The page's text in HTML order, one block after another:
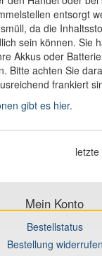
entsorgt
da die
sein können. Sie
Akkus oder
Bitte achten Sie
frankiert
gibt es hier.
Mein Konto
Bestellstatus
Bestellung widerrufen